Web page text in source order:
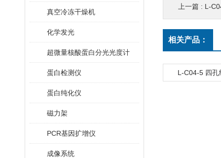
真空冷冻干燥机
化学发光
超微量核酸蛋白分光光度计
蛋白检测仪
蛋白纯化仪
磁力架
PCR基因扩增仪
成像系统
上一篇 : L-
相关产品：
L-C04-5 四孔